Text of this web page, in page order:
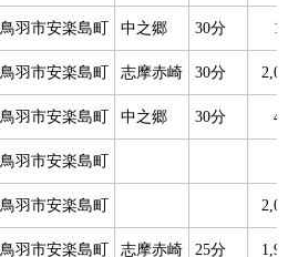
鳥羽市安楽島町 中之郷 30分
鳥羽市安楽島町 志摩赤崎 30分
鳥羽市安楽島町 中之郷 30分
鳥羽市安楽島町
鳥羽市安楽島町
鳥羽市安楽島町 志摩赤崎 25分